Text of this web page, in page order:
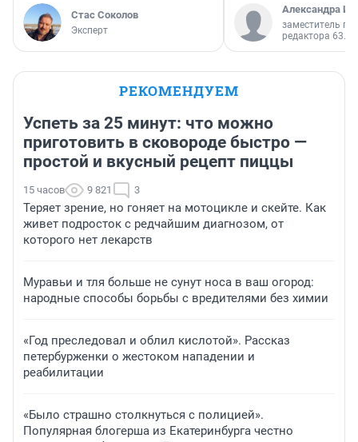
Стас Соколов
Эксперт
Александра
заместитель
редактора 63.RU
РЕКОМЕНДУЕМ
Успеть за 25 минут: что можно
приготовить в сковороде быстро —
простой и вкусный рецепт пиццы
15 часов 9 821 3
Теряет зрение, но гоняет на мотоцикле и скейте. Как
живет подросток с редчайшим диагнозом, от
которого нет лекарств
Муравьи и тля больше не сунут носа в ваш огород:
народные способы борьбы с вредителями без химии
«Год преследовал и облил кислотой». Рассказ
петербурженки о жестоком нападении и
реабилитации
«Было страшно столкнуться с полицией».
Популярная блогерша из Екатеринбурга честно